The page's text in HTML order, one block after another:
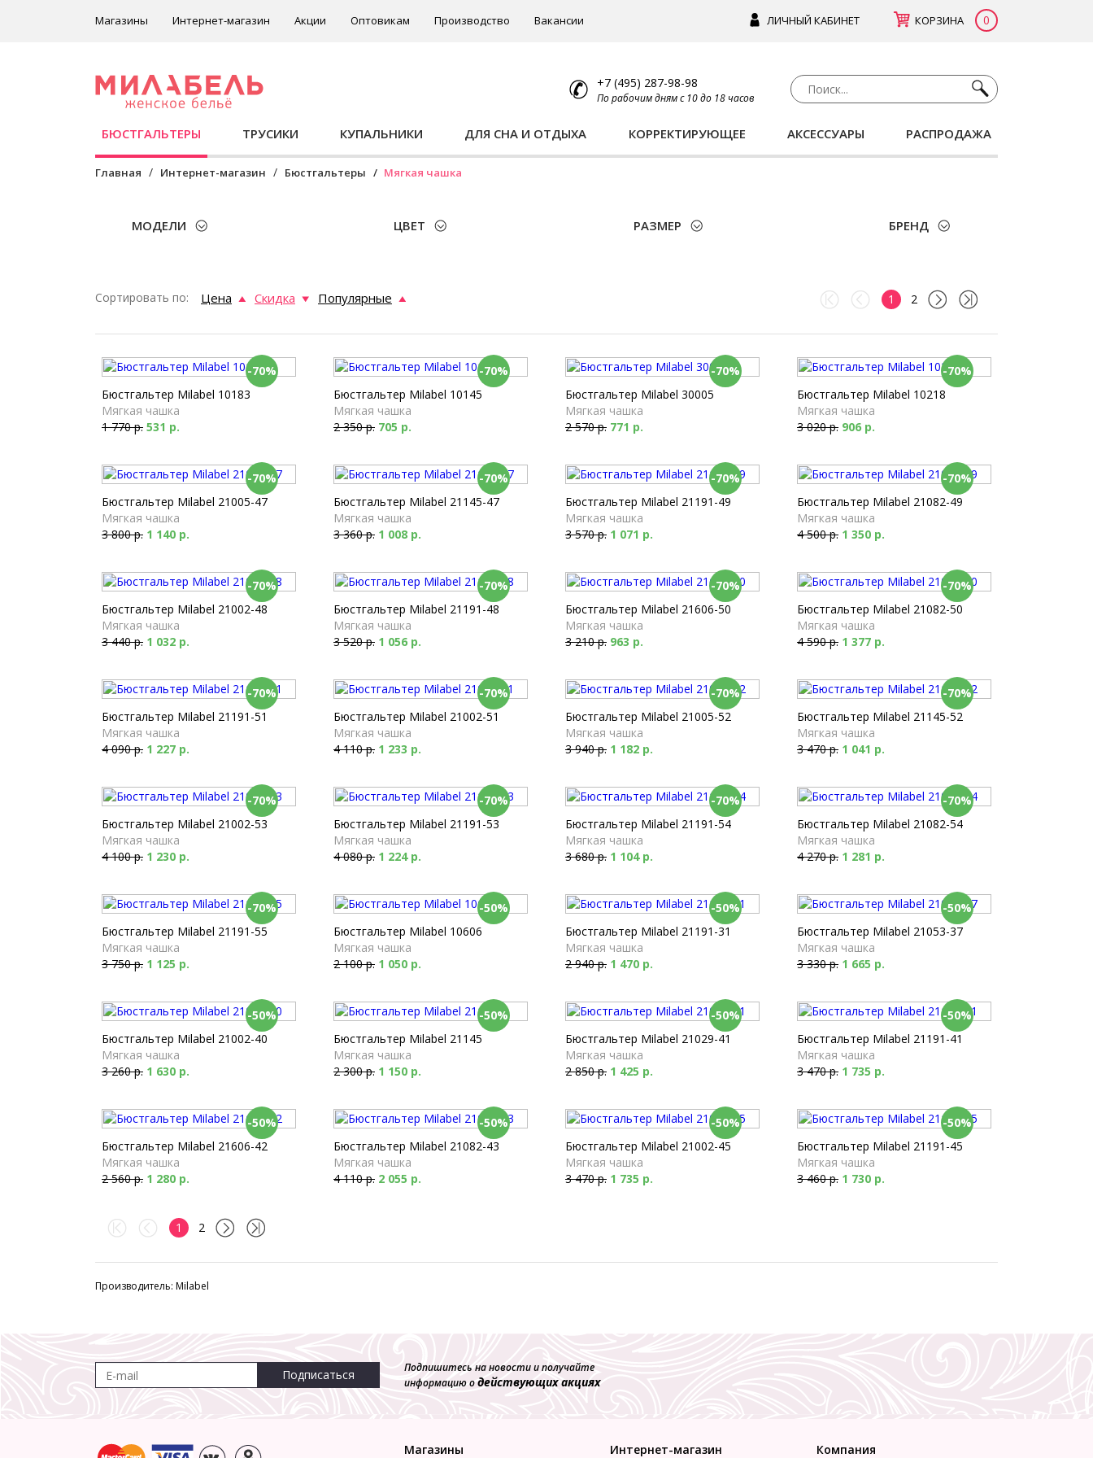
ЛИЧНЫЙ КАБИНЕТ КОРЗИНА 0
Магазины Интернет-магазин Акции Оптовикам Производство Вакансии
+7 (495) 287-98-98
По рабочим дням с 10 до 18 часов
БЮСТГАЛЬТЕРЫ ТРУСИКИ КУПАЛЬНИКИ ДЛЯ СНА И ОТДЫХА КОРРЕКТИРУЮЩЕЕ АКСЕССУАРЫ РАСПРОДАЖА
Главная Интернет-магазин Бюстгальтеры Мягкая чашка
МОДЕЛИ ЦВЕТ РАЗМЕР БРЕНД
Сортировать по: Цена Скидка Популярные 1 2
-70%
Бюстгальтер Milabel 10183
Мягкая чашка
1 770 р. 531 р.
-70%
Бюстгальтер Milabel 10145
Мягкая чашка
2 350 р. 705 р.
-70%
Бюстгальтер Milabel 30005
Мягкая чашка
2 570 р. 771 р.
-70%
Бюстгальтер Milabel 10218
Мягкая чашка
3 020 р. 906 р.
-70%
Бюстгальтер Milabel 21005-47
Мягкая чашка
3 800 р. 1 140 р.
-70%
Бюстгальтер Milabel 21145-47
Мягкая чашка
3 360 р. 1 008 р.
-70%
Бюстгальтер Milabel 21191-49
Мягкая чашка
3 570 р. 1 071 р.
-70%
Бюстгальтер Milabel 21082-49
Мягкая чашка
4 500 р. 1 350 р.
-70%
Бюстгальтер Milabel 21002-48
Мягкая чашка
3 440 р. 1 032 р.
-70%
Бюстгальтер Milabel 21191-48
Мягкая чашка
3 520 р. 1 056 р.
-70%
Бюстгальтер Milabel 21606-50
Мягкая чашка
3 210 р. 963 р.
-70%
Бюстгальтер Milabel 21082-50
Мягкая чашка
4 590 р. 1 377 р.
-70%
Бюстгальтер Milabel 21191-51
Мягкая чашка
4 090 р. 1 227 р.
-70%
Бюстгальтер Milabel 21002-51
Мягкая чашка
4 110 р. 1 233 р.
-70%
Бюстгальтер Milabel 21005-52
Мягкая чашка
3 940 р. 1 182 р.
-70%
Бюстгальтер Milabel 21145-52
Мягкая чашка
3 470 р. 1 041 р.
-70%
Бюстгальтер Milabel 21002-53
Мягкая чашка
4 100 р. 1 230 р.
-70%
Бюстгальтер Milabel 21191-53
Мягкая чашка
4 080 р. 1 224 р.
-70%
Бюстгальтер Milabel 21191-54
Мягкая чашка
3 680 р. 1 104 р.
-70%
Бюстгальтер Milabel 21082-54
Мягкая чашка
4 270 р. 1 281 р.
-70%
Бюстгальтер Milabel 21191-55
Мягкая чашка
3 750 р. 1 125 р.
-50%
Бюстгальтер Milabel 10606
Мягкая чашка
2 100 р. 1 050 р.
-50%
Бюстгальтер Milabel 21191-31
Мягкая чашка
2 940 р. 1 470 р.
-50%
Бюстгальтер Milabel 21053-37
Мягкая чашка
3 330 р. 1 665 р.
-50%
Бюстгальтер Milabel 21002-40
Мягкая чашка
3 260 р. 1 630 р.
-50%
Бюстгальтер Milabel 21145
Мягкая чашка
2 300 р. 1 150 р.
-50%
Бюстгальтер Milabel 21029-41
Мягкая чашка
2 850 р. 1 425 р.
-50%
Бюстгальтер Milabel 21191-41
Мягкая чашка
3 470 р. 1 735 р.
-50%
Бюстгальтер Milabel 21606-42
Мягкая чашка
2 560 р. 1 280 р.
-50%
Бюстгальтер Milabel 21082-43
Мягкая чашка
4 110 р. 2 055 р.
-50%
Бюстгальтер Milabel 21002-45
Мягкая чашка
3 470 р. 1 735 р.
-50%
Бюстгальтер Milabel 21191-45
Мягкая чашка
3 460 р. 1 730 р.
1 2
Производитель: Milabel
Подписаться
Подпишитесь на новости и получайте
информацию одействующих акциях
Магазины Интернет-магазин Компания